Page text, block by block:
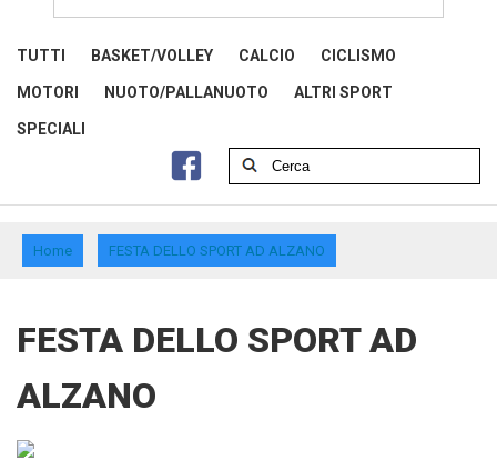
TUTTI BASKET/VOLLEY CALCIO CICLISMO
MOTORI NUOTO/PALLANUOTO ALTRI SPORT
SPECIALI
Home FESTA DELLO SPORT AD ALZANO
FESTA DELLO SPORT AD
ALZANO